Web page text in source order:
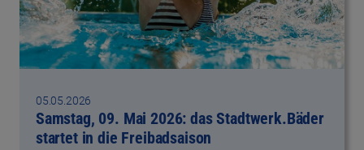
05.05.2026
Samstag, 09. Mai 2026: das Stadtwerk.Bäder
startet in die Freibadsaison